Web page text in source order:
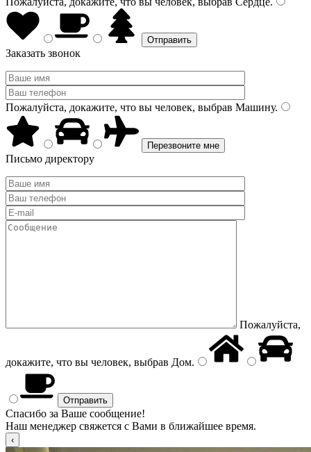
Заказать звонок
Пожалуйста, докажите, что вы человек, выбрав Машину.
Письмо директору
Пожалуйста,
докажите, что вы человек, выбрав Дом.
Спасибо за Ваше сообщение!
Наш менеджер свяжется с Вами в ближайшее время.